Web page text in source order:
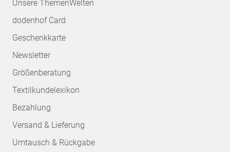
Unsere ThemenWelten
dodenhof Card
Geschenkkarte
Newsletter
Größenberatung
Textilkundelexikon
Bezahlung
Versand & Lieferung
Umtausch & Rückgabe